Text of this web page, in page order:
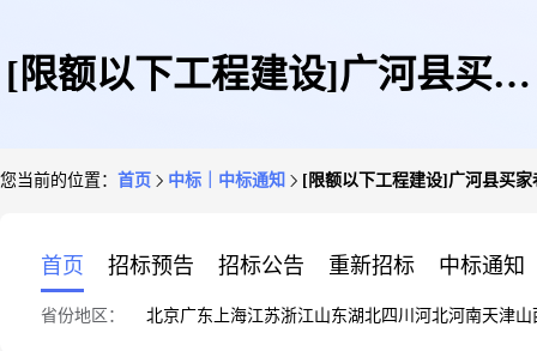
[限额以下工程建设]广河县买家
您当前的位置： 首页 中标｜中标通知 [限额以下工程建设]广河县买
首页 招标预告 招标公告 重新招标 中标通知
省份地区： 北京广东 上海江苏浙江山东湖北四川 河北河南天津山